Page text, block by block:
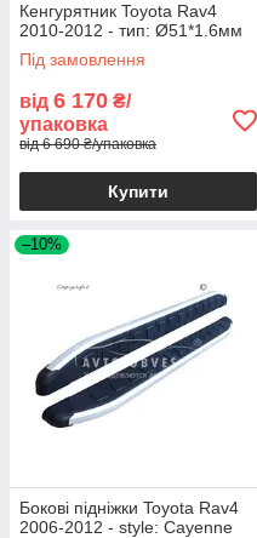
Кенгурятник Toyota Rav4
2010-2012 - тип: Ø51*1.6мм
Під замовлення
від 6 170 ₴/
упаковка
від 6 690 ₴/упаковка
Купити
–10%
Бокові підніжки Toyota Rav4
2006-2012 - style: Cayenne